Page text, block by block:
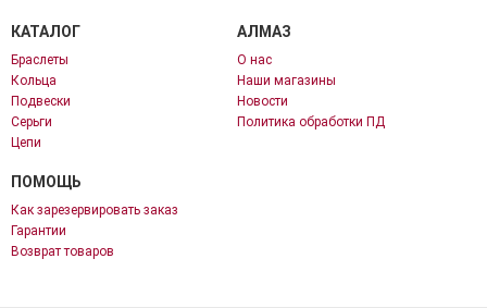
КАТАЛОГ
Браслеты
Кольца
Подвески
Серьги
Цепи
АЛМАЗ
О нас
Наши магазины
Новости
Политика обработки ПД
ПОМОЩЬ
Как зарезервировать заказ
Гарантии
Возврат товаров